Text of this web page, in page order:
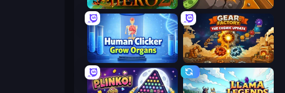
Incremental Epic Hero 2 Mine Clicker
Human Clicker: Grow Organs Gear Factory